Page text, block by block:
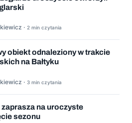
· 2 min czytania
obiekt odnaleziony w trakcie
na Bałtyku
· 3 min czytania
na uroczyste
sezonu